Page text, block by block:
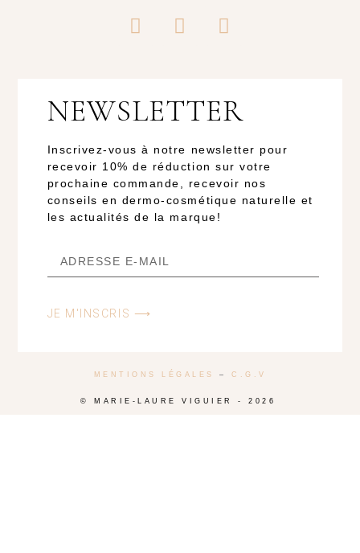
NEWSLETTER
Inscrivez-vous à notre newsletter pour
recevoir 10% de réduction sur votre
prochaine commande, recevoir nos
conseils en dermo-cosmétique naturelle et
les actualités de la marque!
JE M'INSCRIS ⟶
MENTIONS LÉGALES – C.G.V
© MARIE-LAURE VIGUIER - 2026